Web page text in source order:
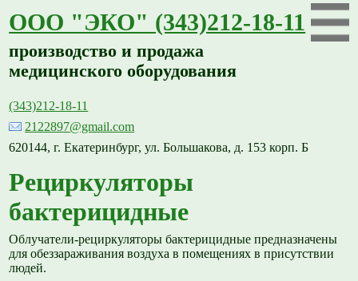
ООО "ЭКО" (343)212-18-11
производство и продажа
медицинского оборудования
(343)212-18-11
2122897@gmail.com
620144, г. Екатеринбург, ул. Большакова, д. 153 корп. Б
Рециркуляторы
бактерицидные
Облучатели-рециркуляторы бактерицидные предназначены
для обеззараживания воздуха в помещениях в присутствии
людей.